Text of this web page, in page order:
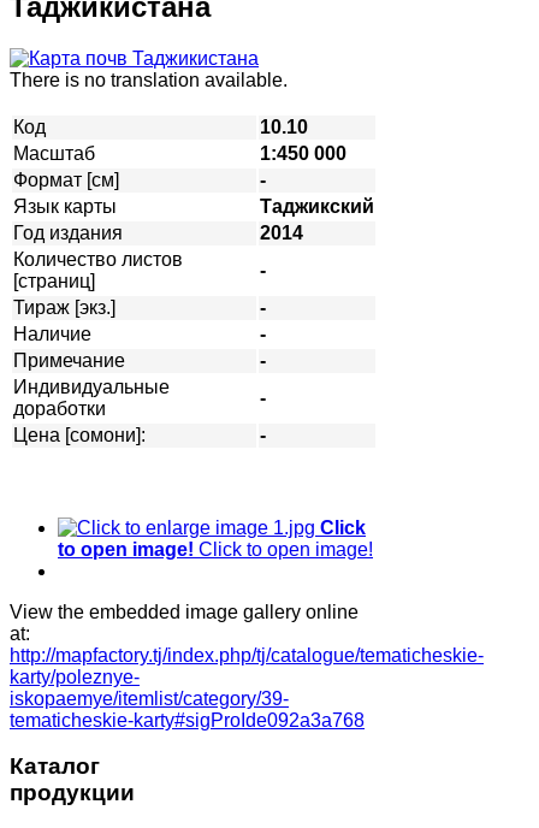
Таджикистана
There is no translation available.
Код
10.10
Масштаб
1:450 000
Формат [см]
-
Язык карты
Таджикский
Год издания
2014
Количество листов
[страниц]
-
Тираж [экз.]
-
Наличие
-
Примечание
-
Индивидуальные
доработки
-
Цена [сомони]:
-
Click
to open image! Click to open image!
View the embedded image gallery online
at:
http://mapfactory.tj/index.php/tj/catalogue/tematicheskie-
karty/poleznye-
iskopaemye/itemlist/category/39-
tematicheskie-karty#sigProIde092a3a768
Каталог
продукции